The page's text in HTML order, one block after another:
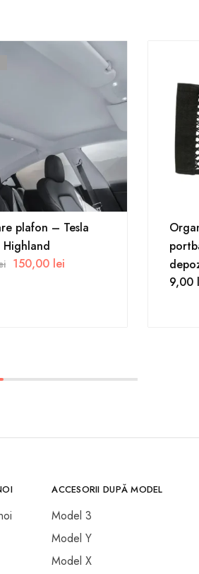
plafon – Tesla
150,00 lei
9,00
ACCESORII DUPĂ MODEL
Model 3
Model Y
Model X